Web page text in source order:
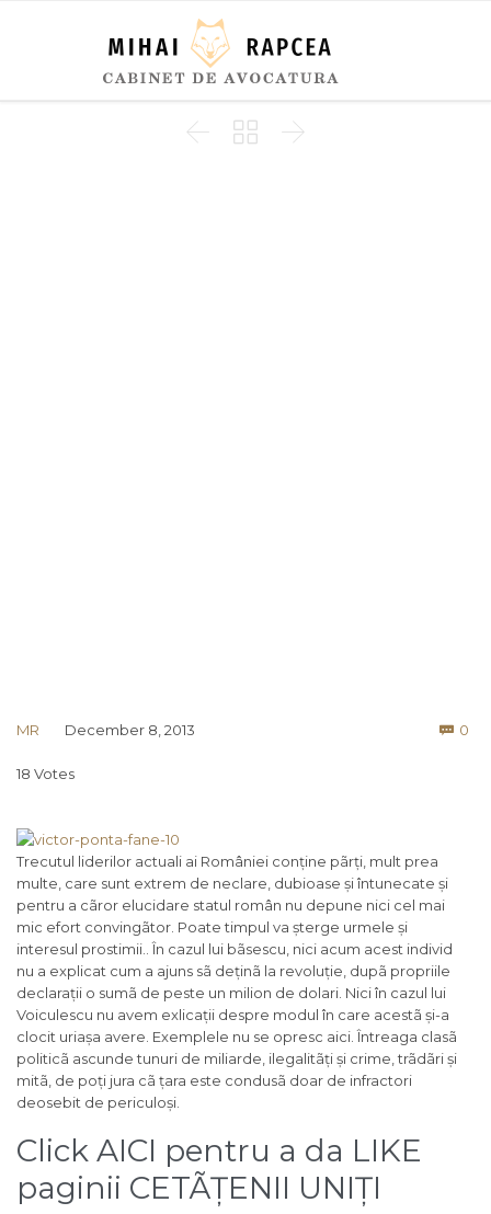
  
MR December 8, 2013  0
18 Votes
Trecutul liderilor actuali ai României conține pãrți, mult prea
multe, care sunt extrem de neclare, dubioase și întunecate și
pentru a cãror elucidare statul român nu depune nici cel mai
mic efort convingãtor. Poate timpul va șterge urmele și
interesul prostimii.. În cazul lui bãsescu, nici acum acest individ
nu a explicat cum a ajuns sã deținã la revoluție, dupã propriile
declarații o sumã de peste un milion de dolari. Nici în cazul lui
Voiculescu nu avem exlicații despre modul în care acestã și-a
clocit uriașa avere. Exemplele nu se opresc aici. Întreaga clasã
politicã ascunde tunuri de miliarde, ilegalitãți și crime, trãdãri și
mitã, de poți jura cã țara este condusã doar de infractori
deosebit de periculoși.
Click AICI pentru a da LIKE
paginii CETÃȚENII UNIȚI